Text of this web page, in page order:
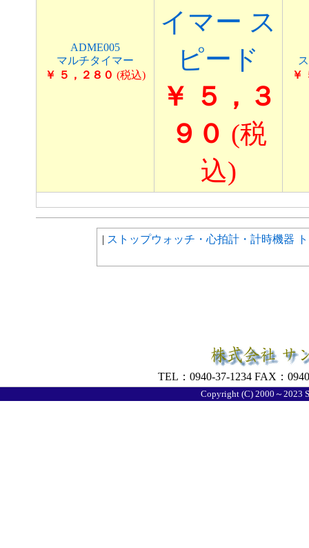
ADME005
マルチタイマー
￥ ５，２８０ (税込)
イマー ス
ピード
￥ ５，３
９０ (税
込)
￥
| ストップウォッチ・心拍計・計時機器
TEL：0940-37-1234 FAX：
Copyright (C) 2000～2023